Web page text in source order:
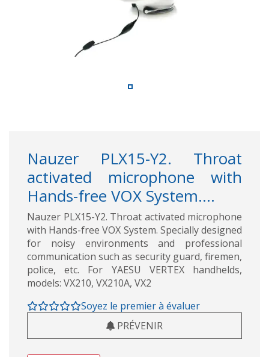
Nauzer PLX15-Y2. Throat
activated microphone with
Hands-free VOX System....
Nauzer PLX15-Y2. Throat activated microphone
with Hands-free VOX System. Specially designed
for noisy environments and professional
communication such as security guard, firemen,
police, etc. For YAESU VERTEX handhelds,
models: VX210, VX210A, VX2
Soyez le premier à évaluer
PRÉVENIR